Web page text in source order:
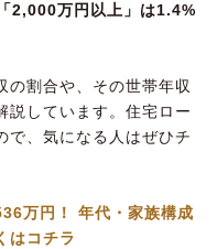
2,000万円以上」は1.4%
の割合や、その世帯年収
説しています。住宅ロー
で、気になる人はぜひチ
万円！ 年代・家族構成
はコチラ